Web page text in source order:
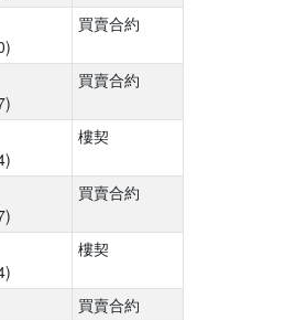
買賣合約
買賣合約
樓契
買賣合約
樓契
買賣合約